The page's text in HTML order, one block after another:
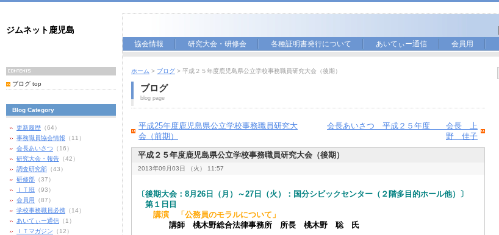
ジムネット鹿児島
協会情報 研究大会・研修会 各種証明書発行について あいてぃー通信 会員用
ブログ top
Blog Category
更新履歴 （64）
事務職員協会情報 （11）
会長あいさつ （16）
研究大会・報告 （42）
調査研究部 （43）
研修部 （37）
ＩＴ班 （93）
会員用 （87）
学校事務職員必携 （14）
あいてぃー通信 （1）
ＩＴマガジン （12）
ホーム > ブログ > 平成２５年度鹿児島県公立学校事務職員研究大会（後期）
ブログ
blog page
平成25年度鹿児島県公立学校事務職員研究大
会（前期）
会長あいさつ 平成２５年度 会長 上
野 佳子
平成２５年度鹿児島県公立学校事務職員研究大会（後期）
2013年09月03日 （火） 11:57
〔後期大会：8月26日（月）～27日（火）：国分シビックセンター（２階多目的ホール他）〕
第１日目
講演 「公務員のモラルについて」
講師 桃木野総合法律事務所 所長 桃木野 聡 氏